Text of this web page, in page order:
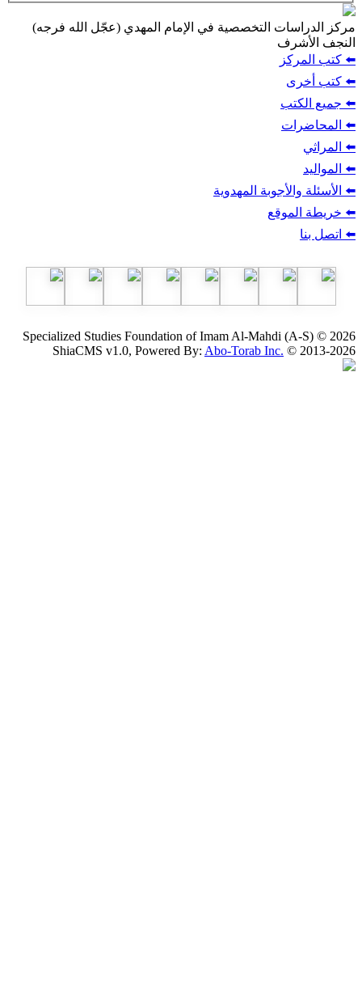
التخصصية في الإمام المهدي (عجّل الله فرجه)
المهدوية
Specialized Studies Foundation of Imam Al-
ShiaCMS v1.0, Powered By:Abo-Torab Inc.